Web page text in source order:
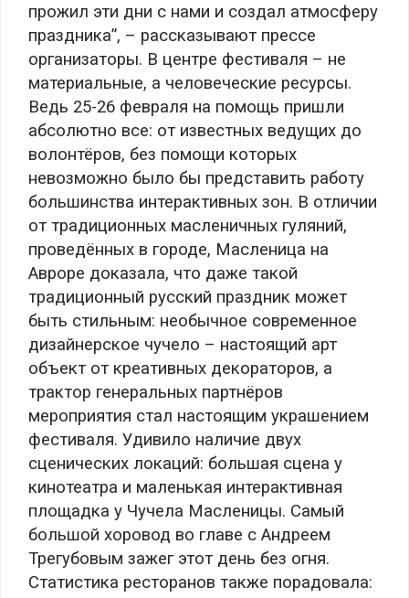
прожил эти дни с нами и создал атмосферу
праздника”, – рассказывают прессе
организаторы. В центре фестиваля – не
материальные, а человеческие ресурсы.
Ведь 25-26 февраля на помощь пришли
абсолютно все: от известных ведущих до
волонтёров, без помощи которых
невозможно было бы представить работу
большинства интерактивных зон. В отличии
от традиционных масленичных гуляний,
проведённых в городе, Масленица на
Авроре доказала, что даже такой
традиционный русский праздник может
быть стильным: необычное современное
дизайнерское чучело – настоящий арт
объект от креативных декораторов, а
трактор генеральных партнёров
мероприятия стал настоящим украшением
фестиваля. Удивило наличие двух
сценических локаций: большая сцена у
кинотеатра и маленькая интерактивная
площадка у Чучела Масленицы. Самый
большой хоровод во главе с Андреем
Трегубовым зажег этот день без огня.
Статистика ресторанов также порадовала: